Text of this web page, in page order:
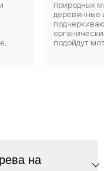
природных
деревянные
подойдут
на